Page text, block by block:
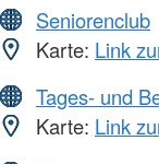
Seniorenclub
Karte: Link
Tages- und
Karte: Link